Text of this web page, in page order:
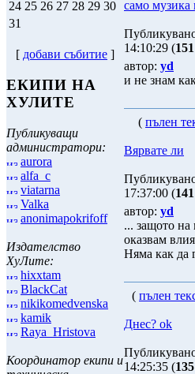
24 25 26 27 28 29 30
31
[ добави събитие ]
ЕКИПИ НА
ХУЛИТЕ
Публикуващи
администратори:
aurora
alfa_c
viatarna
Valka
anonimapokrifoff
Издателство
ХуЛите:
hixxtam
BlackCat
nikikomedvenska
kamik
Raya_Hristova
Координатор екипи и
само музика
14:10:29 (151
автор: yd
и не знам
( пълен
Вярвате ли
17:37:00 (141
автор: yd
... защото на
оказвам
Няма как да
( пълен
Днес? ok
14:25:35 (135